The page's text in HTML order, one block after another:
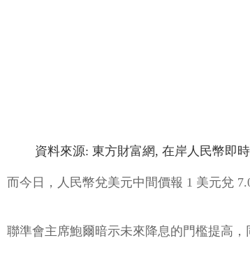
資料來源: 東方財富網, 在岸人民幣即
而今日，人民幣兌美元中間價報 1 美元兌
聯準會主席鮑爾暗示未來降息的門檻提高